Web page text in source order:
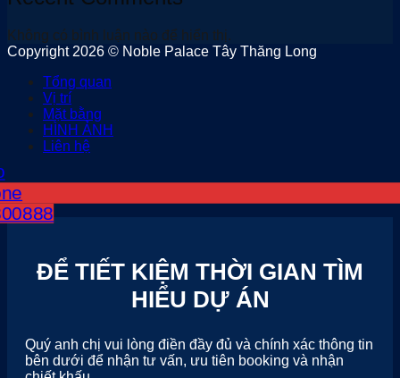
Không có bình luận nào để hiển thị.
Copyright 2026 © Noble Palace Tây Thăng Long
Tổng quan
Vị trí
Mặt bằng
HÌNH ẢNH
Liên hệ
ĐỂ TIẾT KIỆM THỜI GIAN TÌM
HIỂU DỰ ÁN
Quý anh chị vui lòng điền đầy đủ và chính xác thông tin
bên dưới để nhận tư vấn, ưu tiên booking và nhận